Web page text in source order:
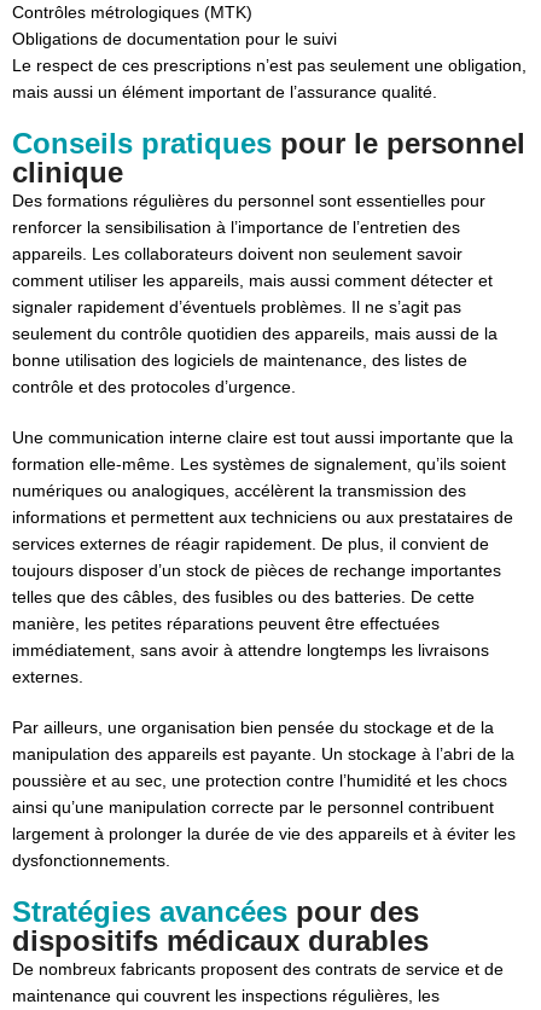
Contrôles métrologiques (MTK)
Obligations de documentation pour le suivi
Le respect de ces prescriptions n’est pas seulement une obligation,
mais aussi un élément important de l’assurance qualité.
Conseils pratiques pour le personnel
clinique
Des formations régulières du personnel sont essentielles pour
renforcer la sensibilisation à l’importance de l’entretien des
appareils. Les collaborateurs doivent non seulement savoir
comment utiliser les appareils, mais aussi comment détecter et
signaler rapidement d’éventuels problèmes. Il ne s’agit pas
seulement du contrôle quotidien des appareils, mais aussi de la
bonne utilisation des logiciels de maintenance, des listes de
contrôle et des protocoles d’urgence.
Une communication interne claire est tout aussi importante que la
formation elle-même. Les systèmes de signalement, qu’ils soient
numériques ou analogiques, accélèrent la transmission des
informations et permettent aux techniciens ou aux prestataires de
services externes de réagir rapidement. De plus, il convient de
toujours disposer d’un stock de pièces de rechange importantes
telles que des câbles, des fusibles ou des batteries. De cette
manière, les petites réparations peuvent être effectuées
immédiatement, sans avoir à attendre longtemps les livraisons
externes.
Par ailleurs, une organisation bien pensée du stockage et de la
manipulation des appareils est payante. Un stockage à l’abri de la
poussière et au sec, une protection contre l’humidité et les chocs
ainsi qu’une manipulation correcte par le personnel contribuent
largement à prolonger la durée de vie des appareils et à éviter les
dysfonctionnements.
Stratégies avancées pour des
dispositifs médicaux durables
De nombreux fabricants proposent des contrats de service et de
maintenance qui couvrent les inspections régulières, les